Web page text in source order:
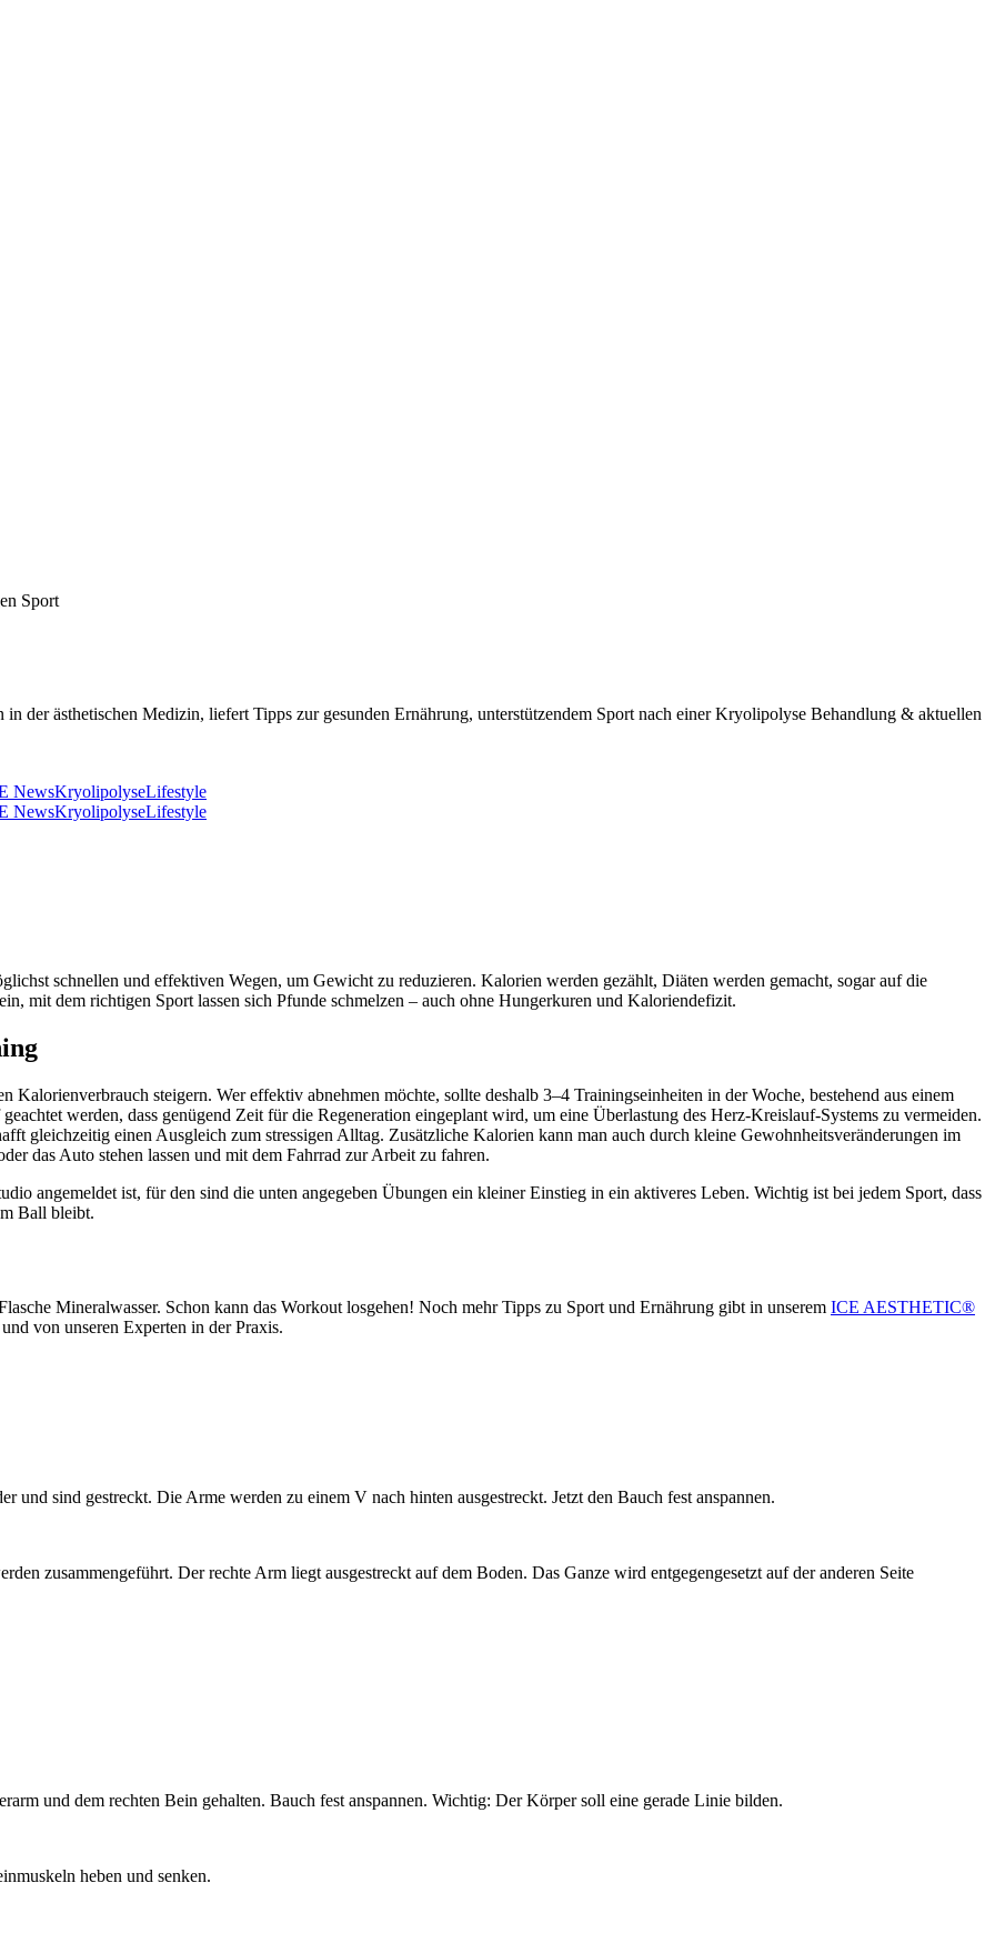
Sport
der ästhetischen Medizin, liefert Tipps zur gesunden Ernährung, unterstützendem Sport nach einer Kryolipolyse Behandlung & aktuellen
NewsKryolipolyseLifestyle
NewsKryolipolyseLifestyle
schnellen und effektiven Wegen, um Gewicht zu reduzieren. Kalorien werden gezählt, Diäten werden gemacht, sogar auf die
mit dem richtigen Sport lassen sich Pfunde schmelzen – auch ohne Hungerkuren und Kaloriendefizit.
Kalorienverbrauch steigern. Wer effektiv abnehmen möchte, sollte deshalb 3–4 Trainingseinheiten in der Woche, bestehend aus einem
werden, dass genügend Zeit für die Regeneration eingeplant wird, um eine Überlastung des Herz-Kreislauf-Systems zu vermeiden.
gleichzeitig einen Ausgleich zum stressigen Alltag. Zusätzliche Kalorien kann man auch durch kleine Gewohnheitsveränderungen im
das Auto stehen lassen und mit dem Fahrrad zur Arbeit zu fahren.
angemeldet ist, für den sind die unten angegeben Übungen ein kleiner Einstieg in ein aktiveres Leben. Wichtig ist bei jedem Sport, dass
Ball bleibt.
Mineralwasser. Schon kann das Workout losgehen! Noch mehr Tipps zu Sport und Ernährung gibt in unserem ICE AESTHETIC®
von unseren Experten in der Praxis.
und sind gestreckt. Die Arme werden zu einem V nach hinten ausgestreckt. Jetzt den Bauch fest anspannen.
zusammengeführt. Der rechte Arm liegt ausgestreckt auf dem Boden. Das Ganze wird entgegengesetzt auf der anderen Seite
und dem rechten Bein gehalten. Bauch fest anspannen. Wichtig: Der Körper soll eine gerade Linie bilden.
heben und senken.